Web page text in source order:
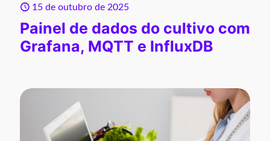
15 de outubro de 2025
Painel de dados do cultivo com
Grafana, MQTT e InfluxDB